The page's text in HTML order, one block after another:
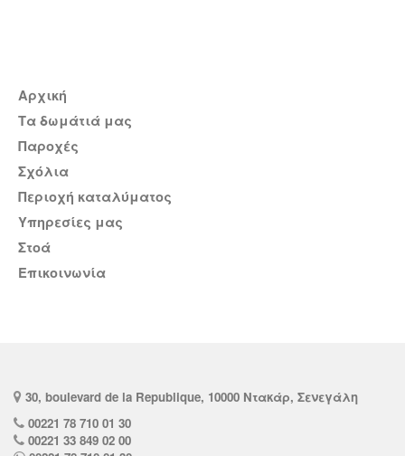
Αρχική
Τα δωμάτιά μας
Παροχές
σχόλια
Περιοχή καταλύματος
Υπηρεσίες μας
Στοά
Επικοινωνία
30, boulevard de la Republique, 10000 Ντακάρ, Σενεγάλη
00221 78 710 01 30
00221 33 849 02 00